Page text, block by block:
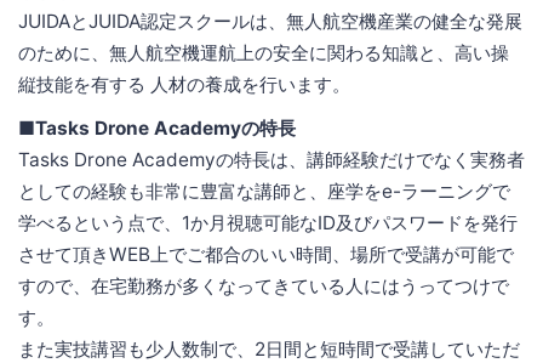
JUIDAとJUIDA認定スクールは、無人航空機産業の健全な発展
のために、無人航空機運航上の安全に関わる知識と、高い操
縦技能を有する 人材の養成を行います。
■Tasks Drone Academyの特長
Tasks Drone Academyの特長は、講師経験だけでなく実務者
としての経験も非常に豊富な講師と、座学をe-ラーニングで
学べるという点で、1か月視聴可能なID及びパスワードを発行
させて頂きWEB上でご都合のいい時間、場所で受講が可能で
すので、在宅勤務が多くなってきている人にはうってつけで
す。
また実技講習も少人数制で、2日間と短時間で受講していただ